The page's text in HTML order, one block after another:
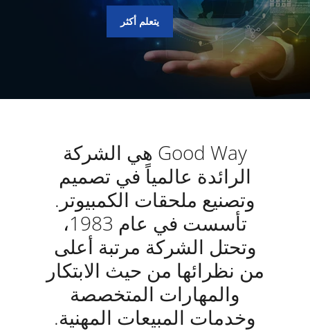
يتعلم أكثر
Good Way هي الشركة
الرائدة عالمياً في تصميم
وتصنيع ملحقات الكمبيوتر.
تأسست في عام 1983،
وتحتل الشركة مرتبة أعلى
من نظرائها من حيث الابتكار
والمهارات المتخصصة
وخدمات المبيعات المهنية.